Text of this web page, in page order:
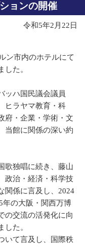
ョンの開催
令和5年2月22日
ン市内のホテルにて
た。
ッハ国民議会議員
ヒラヤマ教育・科
府・企業・学術・文
当館に関係の深い約
歌独唱に続き、藤山
政治・経済・科学技
関係に言及し、2024
年の大阪・関西万博
の交流の活発化に向
た。
いて言及し、国際秩